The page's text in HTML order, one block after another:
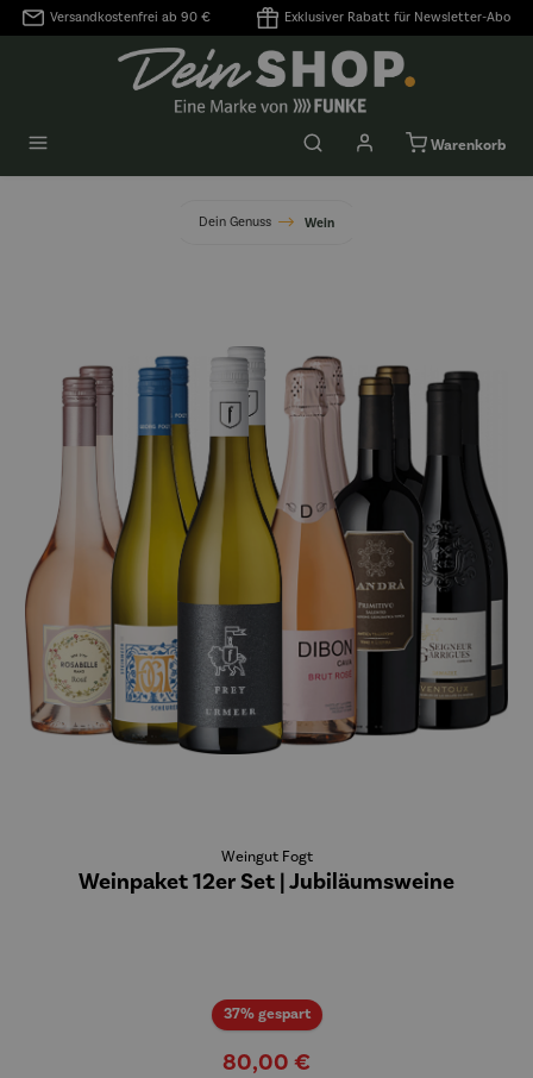
springen
Versandkostenfrei ab 90 € Exklusiver Rabatt für Newsletter-Abo
Warenkorb
Dein Genuss Wein
Weingut Fogt
Weinpaket 12er Set | Jubiläumsweine
37% gespartRabatt
80,00 €